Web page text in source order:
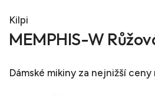
Kilpi
MEMPHIS-W
Dámské mikiny za nejnižší ceny